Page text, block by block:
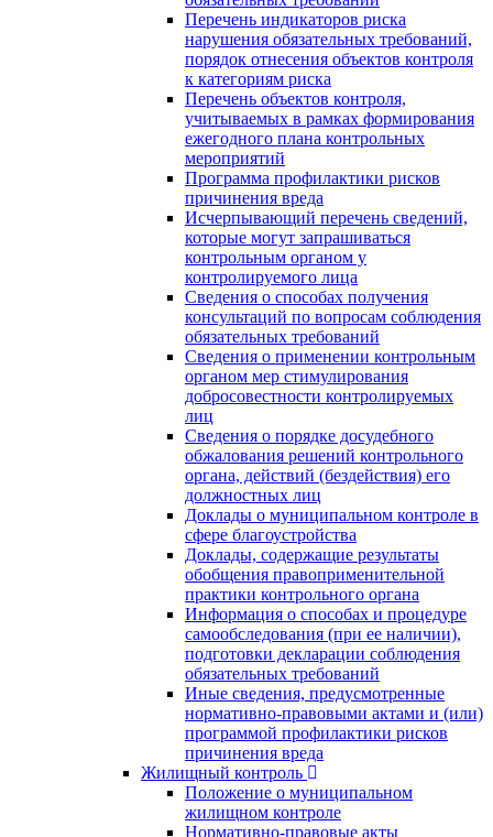
Перечень индикаторов риска
нарушения обязательных требований,
порядок отнесения объектов контроля
к категориям риска
Перечень объектов контроля,
учитываемых в рамках формирования
ежегодного плана контрольных
мероприятий
Программа профилактики рисков
причинения вреда
Исчерпывающий перечень сведений,
которые могут запрашиваться
контрольным органом у
контролируемого лица
Сведения о способах получения
консультаций по вопросам соблюдения
обязательных требований
Сведения о применении контрольным
органом мер стимулирования
добросовестности контролируемых
лиц
Сведения о порядке досудебного
обжалования решений контрольного
органа, действий (бездействия) его
должностных лиц
Доклады о муниципальном контроле в
сфере благоустройства
Доклады, содержащие результаты
обобщения правоприменительной
практики контрольного органа
Информация о способах и процедуре
самообследования (при ее наличии),
подготовки декларации соблюдения
обязательных требований
Иные сведения, предусмотренные
нормативно-правовыми актами и (или)
программой профилактики рисков
причинения вреда
Жилищный контроль
Положение о муниципальном
жилищном контроле
Нормативно-правовые акты